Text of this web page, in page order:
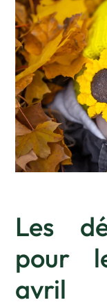
Les
pour
avril